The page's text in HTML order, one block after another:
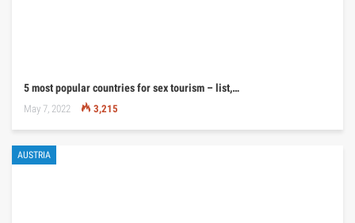
5 most popular countries for sex tourism – list,…
May 7, 2022 3,215
AUSTRIA